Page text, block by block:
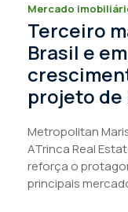
Mercado
Terceiro
Brasil e
projeto de
Metropolitan
ATrinca Real
reforça o
principais